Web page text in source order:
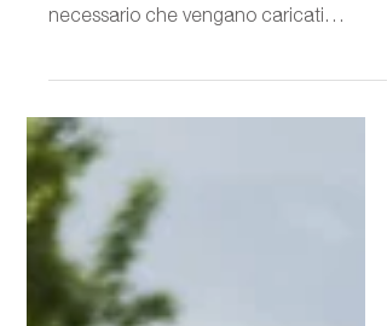
Informazione importante
Un'informazione importante per tutti gli
iscritti! ✔️Per validare l'iscrizione, è
necessario che vengano caricati
direttamente da voi:...